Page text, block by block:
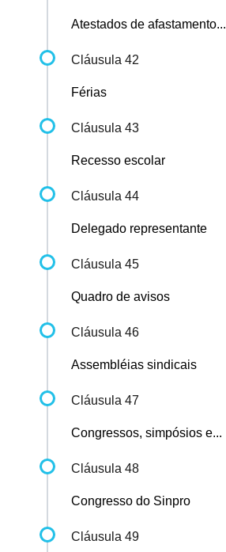
Atestados de afastamento...
Cláusula 42
Férias
Cláusula 43
Recesso escolar
Cláusula 44
Delegado representante
Cláusula 45
Quadro de avisos
Cláusula 46
Assembléias sindicais
Cláusula 47
Congressos, simpósios e...
Cláusula 48
Congresso do Sinpro
Cláusula 49